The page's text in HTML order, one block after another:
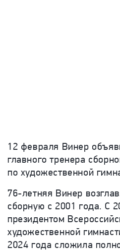
12 февраля Винер
главного тренера
по художественной
76-летняя Винер
сборную с 2001 года. С
президентом
художественной
2024 года сложила